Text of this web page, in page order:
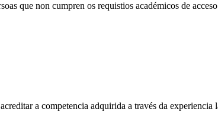
que non cumpren os requistios académicos de
a competencia adquirida a través da